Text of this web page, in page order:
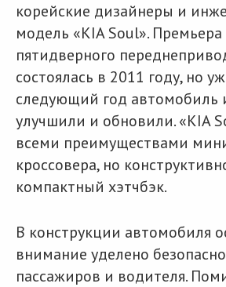
корейские дизайнеры и
модель «KIA Soul». Премьера
пятидверного
состоялась в 2011 году, но
следующий год автомобиль
улучшили и обновили. «KIA
всеми преимуществами
кроссовера, но
компактный хэтчбэк.
В конструкции автомобиля
внимание уделено
пассажиров и водителя.